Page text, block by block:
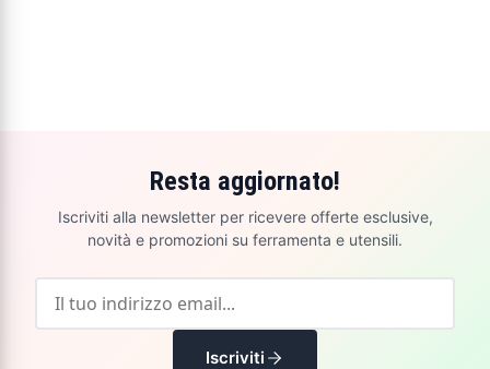
Resta aggiornato!
Iscriviti alla newsletter per ricevere offerte esclusive,
novità e promozioni su ferramenta e utensili.
Iscriviti